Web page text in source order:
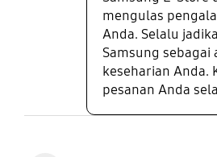
mengulas
Anda. Selalu
Samsung sebagai
keseharian Anda.
pesanan Anda